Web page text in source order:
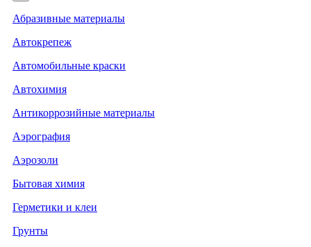
Абразивные материалы
Автокрепеж
Автомобильные краски
Автохимия
Антикоррозийные материалы
Аэрография
Аэрозоли
Бытовая химия
Герметики и клеи
Грунты